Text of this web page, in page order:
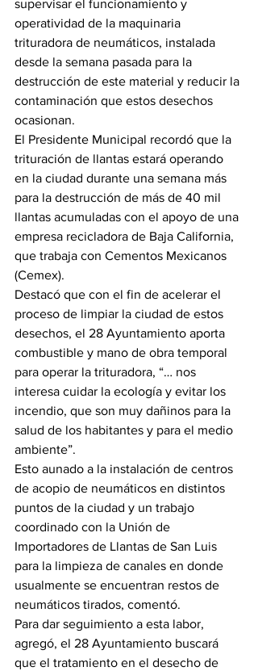
supervisar el funcionamiento y
operatividad de la maquinaria
trituradora de neumáticos, instalada
desde la semana pasada para la
destrucción de este material y reducir la
contaminación que estos desechos
ocasionan.
El Presidente Municipal recordó que la
trituración de llantas estará operando
en la ciudad durante una semana más
para la destrucción de más de 40 mil
llantas acumuladas con el apoyo de una
empresa recicladora de Baja California,
que trabaja con Cementos Mexicanos
(Cemex).
Destacó que con el fin de acelerar el
proceso de limpiar la ciudad de estos
desechos, el 28 Ayuntamiento aporta
combustible y mano de obra temporal
para operar la trituradora, “… nos
interesa cuidar la ecología y evitar los
incendio, que son muy dañinos para la
salud de los habitantes y para el medio
ambiente”.
Esto aunado a la instalación de centros
de acopio de neumáticos en distintos
puntos de la ciudad y un trabajo
coordinado con la Unión de
Importadores de Llantas de San Luis
para la limpieza de canales en donde
usualmente se encuentran restos de
neumáticos tirados, comentó.
Para dar seguimiento a esta labor,
agregó, el 28 Ayuntamiento buscará
que el tratamiento en el desecho de